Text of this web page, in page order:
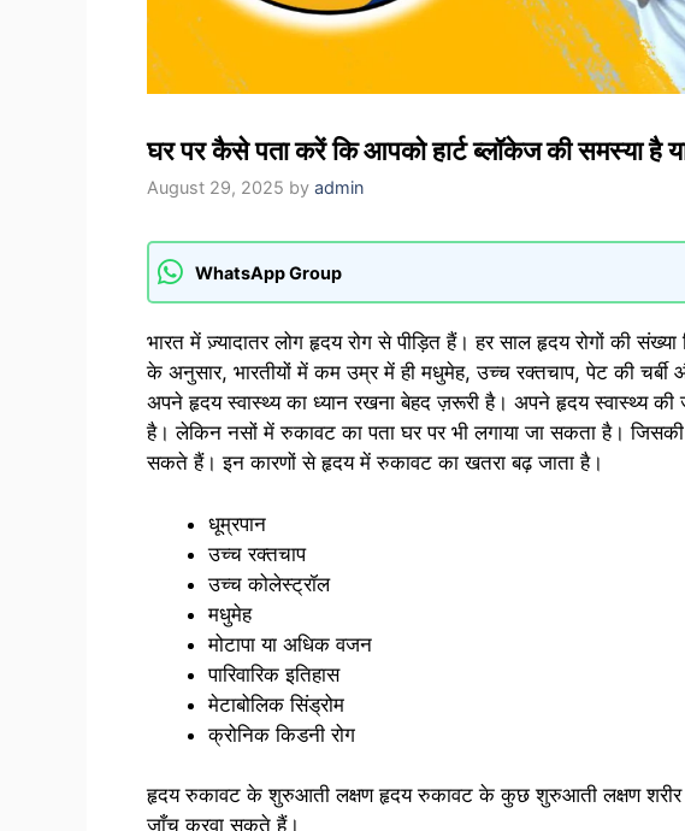
घर पर कैसे पता करें कि आपको हार्ट ब्लॉकेज की समस्या है
August 29, 2025 by admin
WhatsApp Group
भारत में ज़्यादातर लोग हृदय रोग से पीड़ित हैं। हर साल हृदय रोगों की
के अनुसार, भारतीयों में कम उम्र में ही मधुमेह, उच्च रक्तचाप, पेट की चर्बी
अपने हृदय स्वास्थ्य का ध्यान रखना बेहद ज़रूरी है। अपने हृदय स्वास्थ्य
है। लेकिन नसों में रुकावट का पता घर पर भी लगाया जा सकता है।
सकते हैं। इन कारणों से हृदय में रुकावट का खतरा बढ़ जाता है।
धूम्रपान
उच्च रक्तचाप
उच्च कोलेस्ट्रॉल
मधुमेह
मोटापा या अधिक वजन
पारिवारिक इतिहास
मेटाबोलिक सिंड्रोम
क्रोनिक किडनी रोग
हृदय रुकावट के शुरुआती लक्षण हृदय रुकावट के कुछ शुरुआती लक्षण
जाँच करवा सकते हैं।